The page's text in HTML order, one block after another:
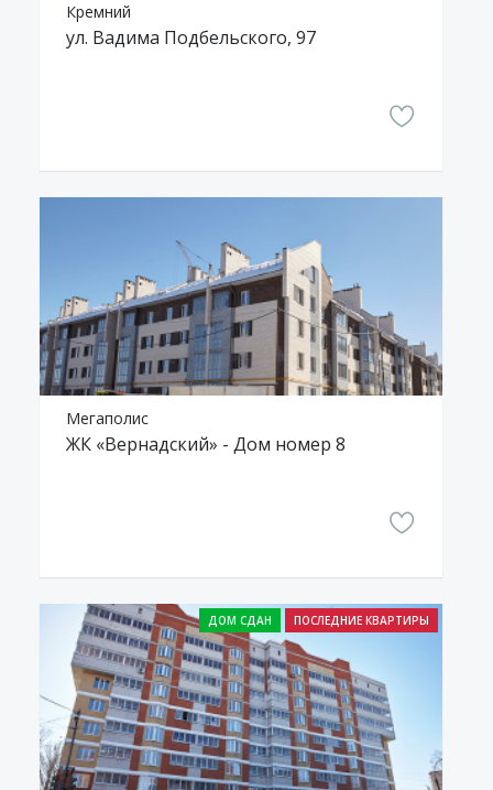
Кремний
ул. Вадима Подбельского, 97
Мегаполис
ЖК «Вернадский» - Дом номер 8